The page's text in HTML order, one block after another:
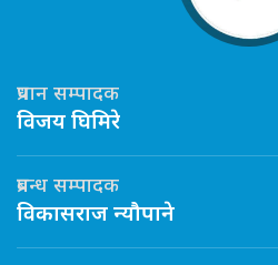
प्रधान सम्पादक
विजय घिमिरे
प्रबन्ध सम्पादक
विकासराज न्यौपाने